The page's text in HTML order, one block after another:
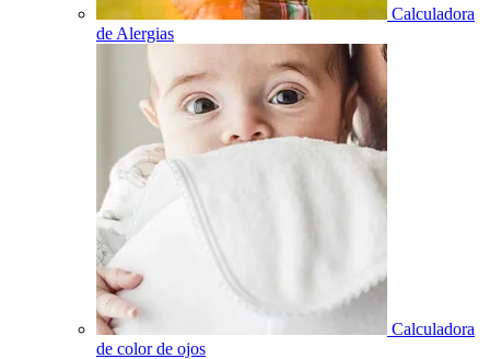
Calculadora
de Alergias
Calculadora
de color de ojos